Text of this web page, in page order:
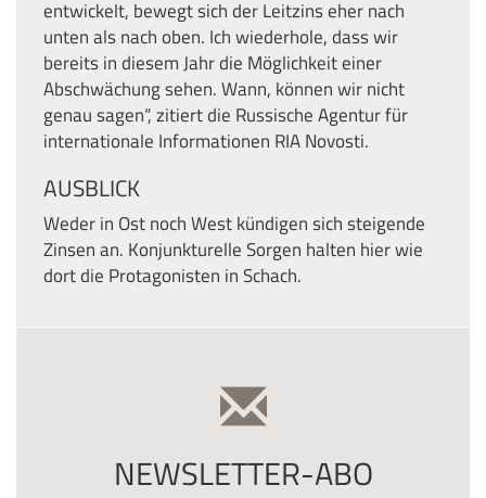
entwickelt, bewegt sich der Leitzins eher nach
unten als nach oben. Ich wiederhole, dass wir
bereits in diesem Jahr die Möglichkeit einer
Abschwächung sehen. Wann, können wir nicht
genau sagen“, zitiert die Russische Agentur für
internationale Informationen RIA Novosti.
AUSBLICK
Weder in Ost noch West kündigen sich steigende
Zinsen an. Konjunkturelle Sorgen halten hier wie
dort die Protagonisten in Schach.
NEWSLETTER-ABO